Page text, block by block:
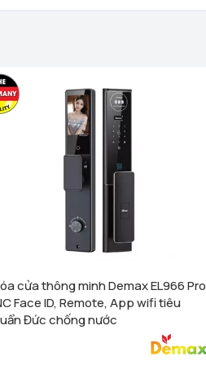
cửa thông minh Demax EL966 Pro
Face ID, Remote, App wifi tiêu
Đức chống nước